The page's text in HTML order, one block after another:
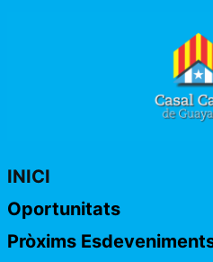
INICI
Oportunitats
Pròxims